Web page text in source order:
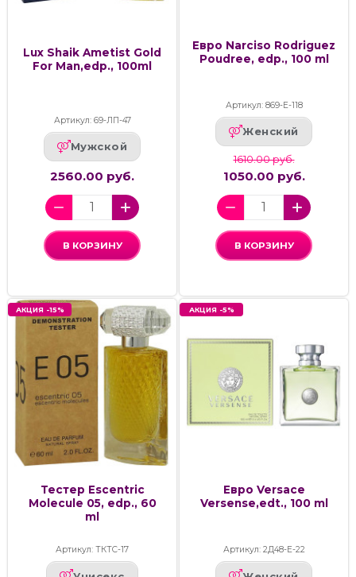
Lux Shaik Ametist Gold
For Man,edp., 100ml
Артикул: 69-ЛП-47
Мужской
2560.00 руб.
В КОРЗИНУ
Евро Narciso Rodriguez
Poudree, edp., 100 ml
Артикул: 869-Е-118
Женский
1610.00 руб.
1050.00 руб.
В КОРЗИНУ
АКЦИЯ -15%
Тестер Escentric
Molecule 05, edp., 60
ml
Артикул: ТКТС-17
АКЦИЯ -5%
Евро Versace
Versense,edt., 100 ml
Артикул: 2Д48-Е-22